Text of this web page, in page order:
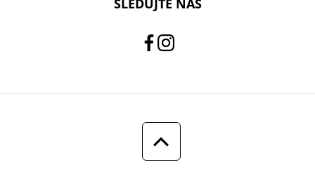
SLEDUJTE NÁS